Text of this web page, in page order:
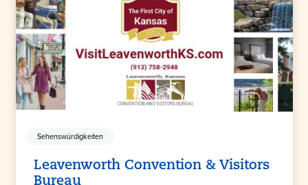
Sehenswürdigkeiten
Leavenworth Convention & Visitors
Bureau